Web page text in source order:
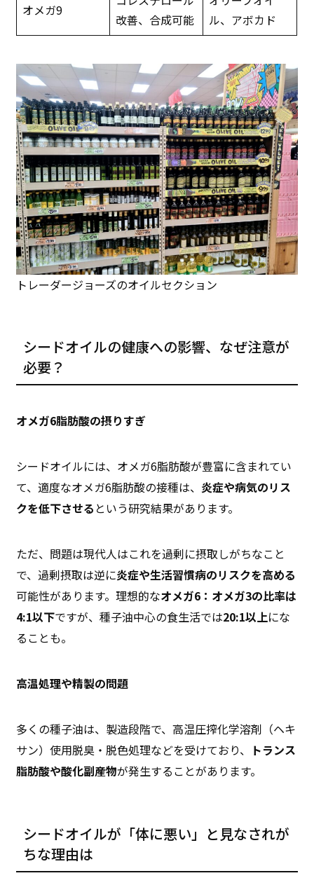
オメガ9
改善、合成可能
ル、アボカド
トレーダージョーズのオイルセクション
シードオイルの健康への影響、なぜ注意が
必要？
オメガ6脂肪酸の摂りすぎ
シードオイルには、オメガ6脂肪酸が豊富に含まれてい
て、適度なオメガ6脂肪酸の接種は、 炎症や病気のリス
クを低下させる という研究結果があります。
ただ、問題は現代人はこれを過剰に摂取しがちなこと
で、過剰摂取は逆に炎症や生活習慣病のリスクを高める
可能性があります。理想的なオメガ6：オメガ3の比率は
4:1以下ですが、種子油中心の食生活では20:1以上にな
ることも。
高温処理や精製の問題
多くの種子油は、製造段階で、高温圧搾化学溶剤（ヘキ
サン）使用脱臭・脱色処理などを受けており、 トランス
脂肪酸や酸化副産物が発生することがあります。
シードオイルが「体に悪い」と見なされが
ちな理由は